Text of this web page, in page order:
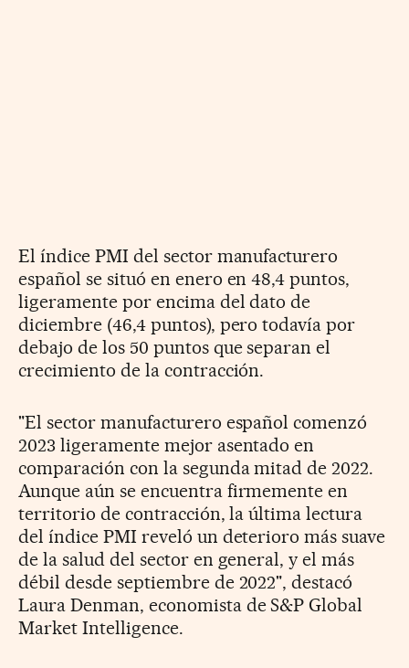
El índice PMI del sector manufacturero
español se situó en enero en 48,4 puntos,
ligeramente por encima del dato de
diciembre (46,4 puntos), pero todavía por
debajo de los 50 puntos que separan el
crecimiento de la contracción.
"El sector manufacturero español comenzó
2023 ligeramente mejor asentado en
comparación con la segunda mitad de 2022.
Aunque aún se encuentra firmemente en
territorio de contracción, la última lectura
del índice PMI reveló un deterioro más suave
de la salud del sector en general, y el más
débil desde septiembre de 2022", destacó
Laura Denman, economista de S&P Global
Market Intelligence.